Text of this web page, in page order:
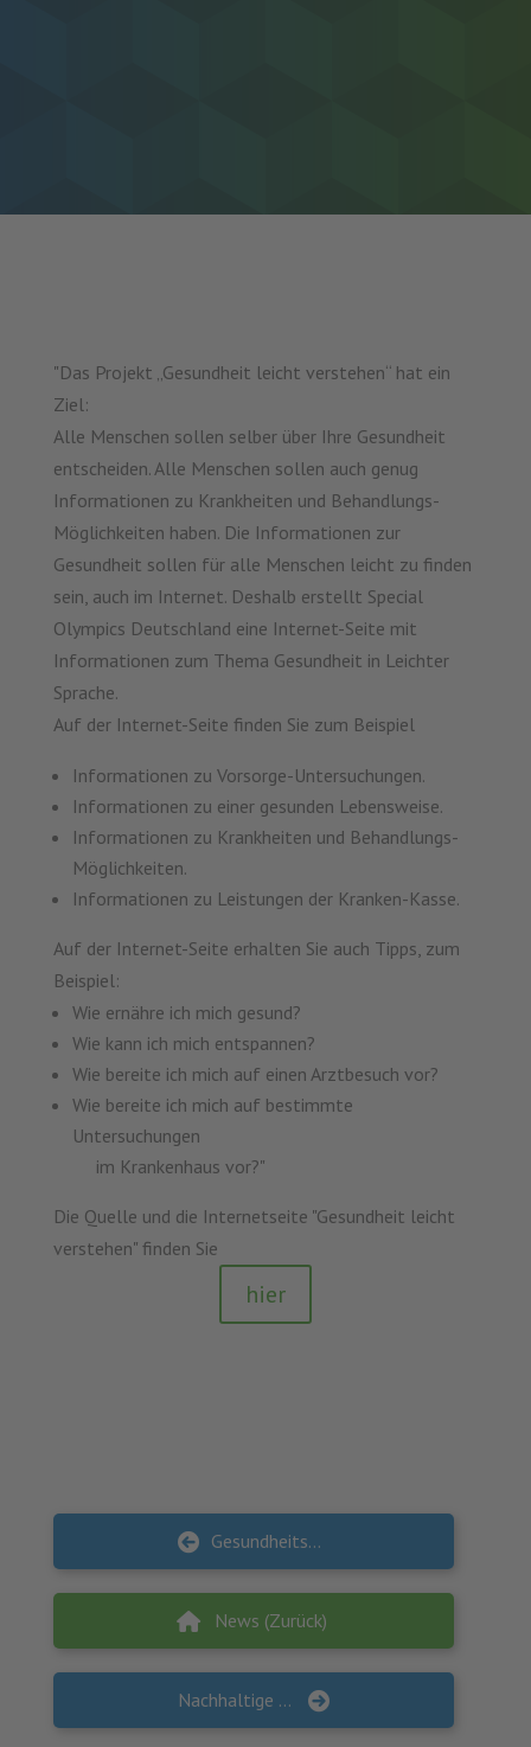
"Das Projekt „Gesundheit leicht verstehen“ hat ein
Ziel:
Alle Menschen sollen selber über Ihre Gesundheit
entscheiden. Alle Menschen sollen auch genug
Informationen zu Krankheiten und Behandlungs-
Möglichkeiten haben. Die Informationen zur
Gesundheit sollen für alle Menschen leicht zu finden
sein, auch im Internet. Deshalb erstellt Special
Olympics Deutschland eine Internet-Seite mit
Informationen zum Thema Gesundheit in Leichter
Sprache.
Auf der Internet-Seite finden Sie zum Beispiel
Informationen zu Vorsorge-Untersuchungen.
Informationen zu einer gesunden Lebensweise.
Informationen zu Krankheiten und Behandlungs-
Möglichkeiten.
Informationen zu Leistungen der Kranken-Kasse.
Auf der Internet-Seite erhalten Sie auch Tipps, zum
Beispiel:
Wie ernähre ich mich gesund?
Wie kann ich mich entspannen?
Wie bereite ich mich auf einen Arztbesuch vor?
Wie bereite ich mich auf bestimmte
Untersuchungen
im Krankenhaus vor?"
Die Quelle und die Internetseite "Gesundheit leicht
verstehen" finden Sie
hier
Gesundheitsprogramm wildGreen für die Sekundarstufe I startet
News (Zurück)
Nachhaltige Schulverpflegung als Perspektive für Kommunen